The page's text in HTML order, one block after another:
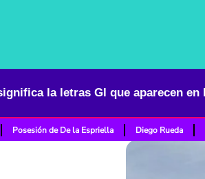
Posesión de De la Espriella Diego Rueda